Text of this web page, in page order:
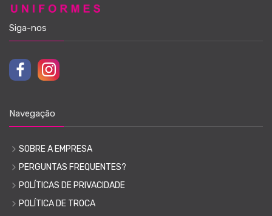
Siga-nos
Navegação
SOBRE A EMPRESA
PERGUNTAS FREQUENTES?
POLÍTICAS DE PRIVACIDADE
POLÍTICA DE TROCA